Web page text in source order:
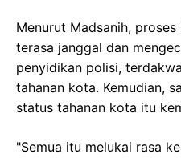
Menurut Madsanih,
terasa janggal dan
penyidikan polisi,
tahanan kota. Kemudian,
status tahanan kota itu
"Semua itu melukai rasa